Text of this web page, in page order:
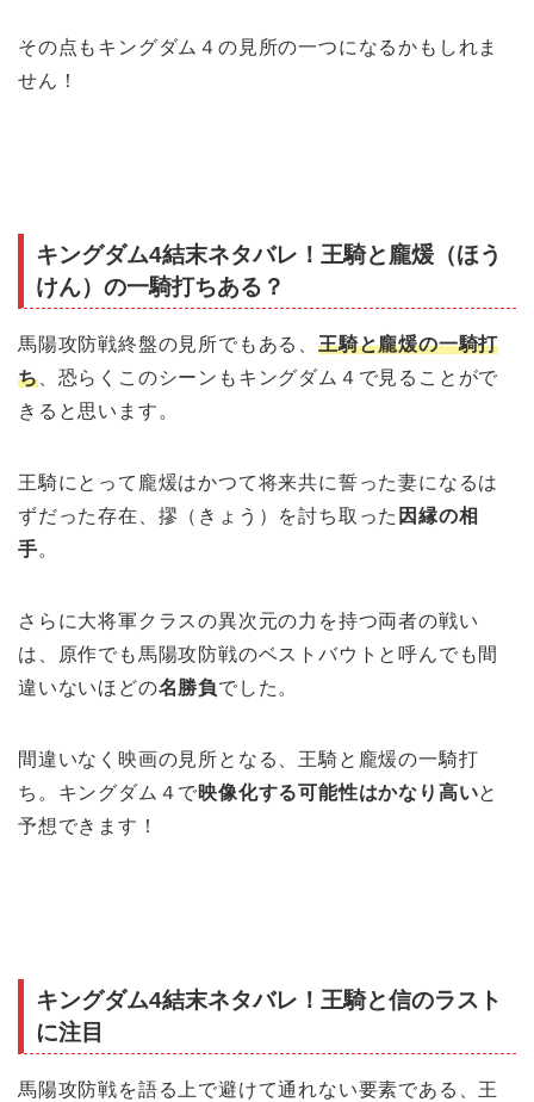
その点もキングダム４の見所の一つになるかもしれま
せん！
キングダム4結末ネタバレ！王騎と龐煖（ほう
けん）の一騎打ちある？
馬陽攻防戦終盤の見所でもある、 王騎と龐煖の一騎打
ち、恐らくこのシーンもキングダム４で見ることがで
きると思います。
王騎にとって龐煖はかつて将来共に誓った妻になるは
ずだった存在、摎（きょう）を討ち取った 因縁の相
手。
さらに大将軍クラスの異次元の力を持つ両者の戦い
は、原作でも馬陽攻防戦のベストバウトと呼んでも間
違いないほどの名勝負でした。
間違いなく映画の見所となる、王騎と龐煖の一騎打
ち。キングダム４で映像化する可能性はかなり高いと
予想できます！
キングダム4結末ネタバレ！王騎と信のラスト
に注目
馬陽攻防戦を語る上で避けて通れない要素である、王